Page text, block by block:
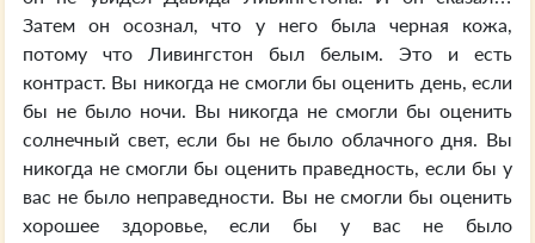
Затем он осознал, что у него была черная кожа,
потому что Ливингстон был белым. Это и есть
контраст. Вы никогда не смогли бы оценить день, если
бы не было ночи. Вы никогда не смогли бы оценить
солнечный свет, если бы не было облачного дня. Вы
никогда не смогли бы оценить праведность, если бы у
вас не было неправедности. Вы не смогли бы оценить
хорошее здоровье, если бы у вас не было